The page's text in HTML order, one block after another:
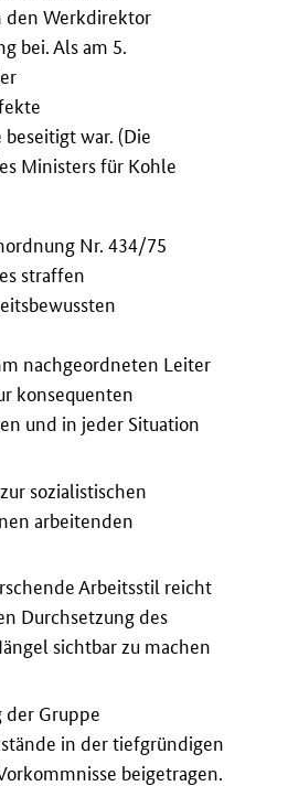
den Werkdirektor
bei. Als am 5.
war. (Die
Ministers für Kohle
Nr. 434/75
straffen
nachgeordneten Leiter
konsequenten
und in jeder Situation
sozialistischen
arbeitenden
Arbeitsstil reicht
Durchsetzung des
sichtbar zu machen
der Gruppe
in der tiefgründigen
beigetragen.